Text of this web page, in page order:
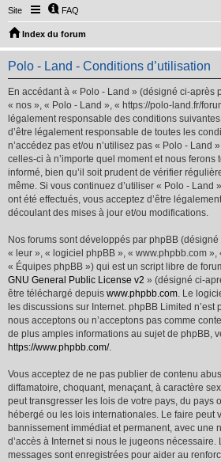
Site FAQ
Index du forum
Polo - Land - Conditions d’utilisation
En accédant à « Polo - Land » (désigné ci-après
« nos », « Polo - Land », « https://polo-land.fr/
légalement responsable des conditions
d’être légalement responsable de toutes les
n’accédez pas et/ou n’utilisez pas « Polo - Land
celles-ci à n’importe quel moment et nous ferons
informé, bien qu’il soit prudent de vérifier
même. Si vous continuez d’utiliser « Polo - Land
ont été effectués, vous acceptez d’être
découlant des mises à jour et/ou modifications.
Nos forums sont développés par phpBB
« leur », « logiciel phpBB », « www.phpbb.com »,
« Équipes phpBB ») qui est un script libre de
GNU General Public License v2 » (désigné ci-
être téléchargé depuis www.phpbb.com. Le
les discussions sur Internet. phpBB Limited
nous acceptons ou n’acceptons pas comme
de plus amples informations au sujet de phpBB,
https://www.phpbb.com/.
Vous acceptez de ne pas publier de contenu
diffamatoire, choquant, menaçant, à caractère
peut transgresser les lois de votre pays, du pays
hébergé ou les lois internationales. Le faire peut
bannissement immédiat et permanent, avec une
d’accès à Internet si nous le jugeons nécessaire.
messages sont enregistrées pour aider au